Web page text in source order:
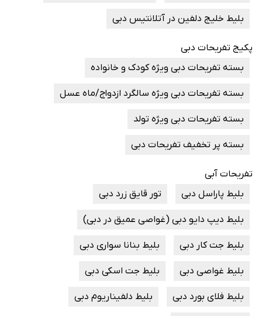
بلیط خلیج دلفین در آتلانتیس دبی
پکیج تفریحات دبی
بسته تفریحات دبی ویژه کودک و خانواده
بسته تفریحات دبی ویژه سالگرد ازدواج/ماه عسل
بسته تفریحات دبی ویژه تولد
بسته پر تخفیف تفریحات دبی
تفریحات آبی
بلیط پاراسل دبی
تور قایق زرد دبی
بلیط دیپ دایو دبی (غواصی عمیق در دبی)
بلیط جت کار دبی بلیط بنانا سواری دبی
بلیط غواصی دبی بلیط جت اسکی دبی
بلیط فلای بورد دبی بلیط دلفیناریوم دبی